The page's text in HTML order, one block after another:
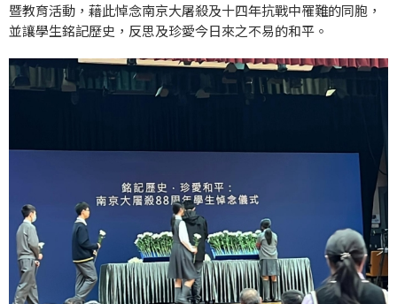
暨教育活動，藉此悼念南京大屠殺及十四年抗戰中罹難的同胞，
並讓學生銘記歷史，反思及珍愛今日來之不易的和平。